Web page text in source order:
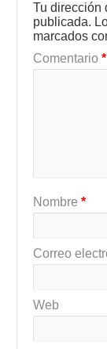
Tu dirección
publicada.
marcados
Comentario*
Nombre*
Correo
Web